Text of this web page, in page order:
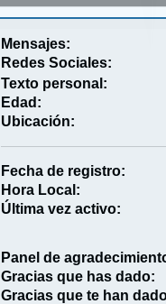
Mensajes:
Redes Sociales:
Texto personal:
Edad:
Ubicación:
Fecha de registro:
Hora Local:
Última vez activo:
Panel de
Gracias que has dado:
Gracias que te han